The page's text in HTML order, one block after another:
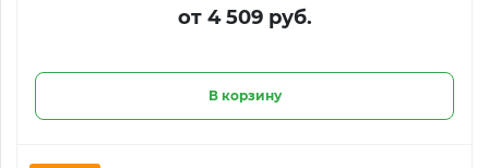
от 4 509 руб.
В корзину